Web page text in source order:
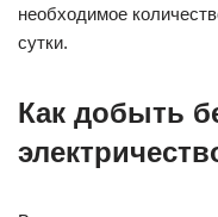
необходимое
сутки.
Как добыть